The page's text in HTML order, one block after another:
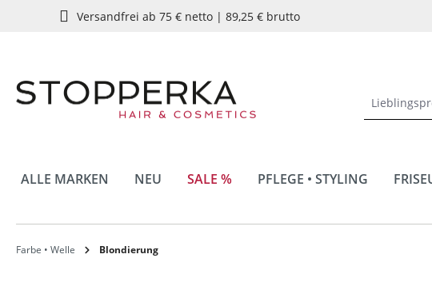
Zur Hauptnavigation springen
Versandfrei ab 75 € netto | 89,25 € brutto
ALLE MARKEN NEU SALE % PFLEGE • STYLING
Farbe • Welle Blondierung